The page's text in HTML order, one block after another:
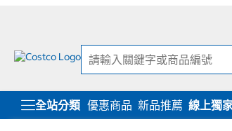
全站分類 優惠商品 新品推薦 線上獨